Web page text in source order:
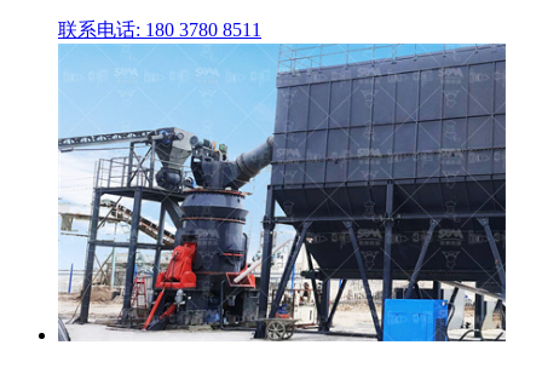
联系电话: 180 3780 8511